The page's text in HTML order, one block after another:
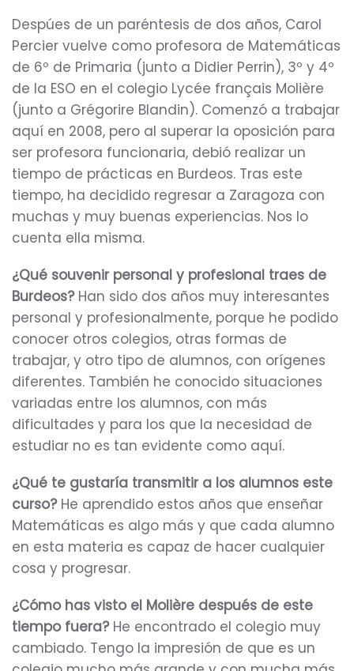
Despúes de un paréntesis de dos años, Carol
Percier vuelve como profesora de Matemáticas
de 6º de Primaria (junto a Didier Perrin), 3º y 4º
de la ESO en el colegio Lycée français Molière
(junto a Grégorire Blandin). Comenzó a trabajar
aquí en 2008, pero al superar la oposición para
ser profesora funcionaria, debió realizar un
tiempo de prácticas en Burdeos. Tras este
tiempo, ha decidido regresar a Zaragoza con
muchas y muy buenas experiencias. Nos lo
cuenta ella misma.
¿Qué souvenir personal y profesional traes de
Burdeos? Han sido dos años muy interesantes
personal y profesionalmente, porque he podido
conocer otros colegios, otras formas de
trabajar, y otro tipo de alumnos, con orígenes
diferentes. También he conocido situaciones
variadas entre los alumnos, con más
dificultades y para los que la necesidad de
estudiar no es tan evidente como aquí.
¿Qué te gustaría transmitir a los alumnos este
curso?He aprendido estos años que enseñar
Matemáticas es algo más y que cada alumno
en esta materia es capaz de hacer cualquier
cosa y progresar.
¿Cómo has visto el Molière después de este
tiempo fuera?He encontrado el colegio muy
cambiado. Tengo la impresión de que es un